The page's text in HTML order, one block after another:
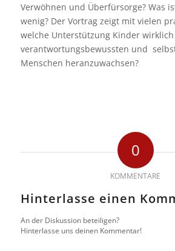
Verwöhnen und Überfürsorge? Was
wenig? Der Vortrag zeigt mit vielen
welche Unterstützung Kinder
verantwortungsbewussten und
Menschen heranzuwachsen?
0
KOMMENTARE
Hinterlasse einen
An der Diskussion beteiligen?
Hinterlasse uns deinen Kommentar!